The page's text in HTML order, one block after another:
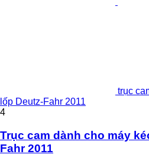
trục
lốp Deutz-Fahr 2011
4
Trục cam dành cho máy
Fahr 2011